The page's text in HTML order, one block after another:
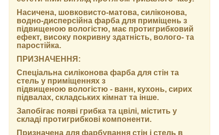
Насичена, шовковисто-матова, силіконова,
водно-дисперсійна фарба для приміщень з
підвищеною вологістю, має протигрибковий
ефект, високу покривну здатність, волого- та
паростійка.
ПРИЗНАЧЕННЯ:
Спеціальна силіконова фарба для стін та
стель у приміщеннях з
підвищеною вологістю - ванн, кухонь, сирих
підвалах, складських кімнат та інше.
Запобігає появі грибка та цвілі, містить у
складі протигрибкові компоненти.
Призначена для фарбування стін і стель в